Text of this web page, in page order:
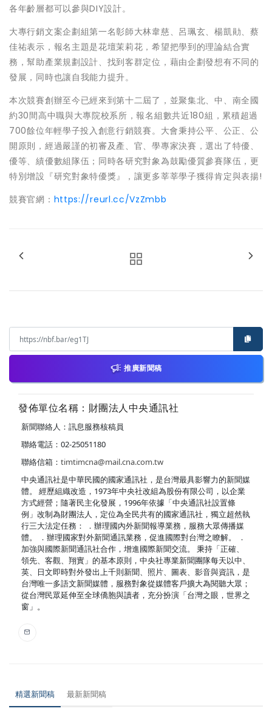
各年齡層都可以參與DIY設計。
大專行銷文案企劃組第一名彰師大林韋慈、呂珮玄、楊凱勛、蔡
佳祐表示，報名主題是花壇茉莉花，希望把學到的理論結合實
務，幫助產業規劃設計、找到客群定位，藉由企劃發想有不同的
發展，同時也讓自我能力提升。
本次競賽創辦至今已經來到第十二屆了，並聚集北、中、南全國
約30間高中職與大專院校系所，報名組數共近180組，累積超過
700餘位年輕學子投入創意行銷競賽。大會秉持公平、公正、公
開原則，經過嚴謹的初審及產、官、學專家決賽，選出了特優、
優等、績優數組隊伍；同時各研究對象為鼓勵優質參賽隊伍，更
特別增設『研究對象特優獎』，讓更多莘莘學子獲得肯定與表揚!
競賽官網： https://reurl.cc/VzZmbb
推廣新聞稿
發佈單位名稱：財團法人中央通訊社
新聞聯絡人：訊息服務核稿員
聯絡電話：02-25051180
聯絡信箱： timtimcna@mail.cna.com.tw
中央通訊社是中華民國的國家通訊社，是台灣最具影響力的新聞媒
體。 經歷組織改造，1973年中央社改組為股份有限公司，以企業
方式經營；隨著民主化發展，1996年依據「中央通訊社設置條
例」改制為財團法人，定位為全民共有的國家通訊社，獨立超然執
行三大法定任務： ．辦理國內外新聞報導業務，服務大眾傳播媒
體。 ．辦理國家對外新聞通訊業務，促進國際對台灣之瞭解。 ．
加強與國際新聞通訊社合作，增進國際新聞交流。 秉持「正確、
領先、客觀、翔實」的基本原則，中央社專業新聞團隊每天以中、
英、日文即時對外發出上千則新聞、照片、圖表、影音與資訊，是
台灣唯一多語文新聞媒體，服務對象從媒體客戶擴大為閱聽大眾；
從台灣民眾延伸至全球僑胞與讀者，充分扮演「台灣之眼，世界之
窗」。
精選新聞稿 最新新聞稿